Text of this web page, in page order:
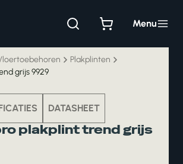
Menu
Plakplinten
grijs 9929
DATASHEET
plakplint trend grijs